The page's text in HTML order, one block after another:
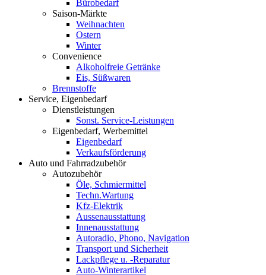
Bürobedarf
Saison-Märkte
Weihnachten
Ostern
Winter
Convenience
Alkoholfreie Getränke
Eis, Süßwaren
Brennstoffe
Service, Eigenbedarf
Dienstleistungen
Sonst. Service-Leistungen
Eigenbedarf, Werbemittel
Eigenbedarf
Verkaufsförderung
Auto und Fahrradzubehör
Autozubehör
Öle, Schmiermittel
Techn.Wartung
Kfz-Elektrik
Aussenausstattung
Innenausstattung
Autoradio, Phono, Navigation
Transport und Sicherheit
Lackpflege u. -Reparatur
Auto-Winterartikel